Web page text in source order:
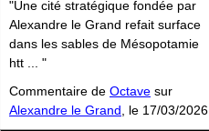
"Une cité stratégique fondée par
Alexandre le Grand refait surface
dans les sables de Mésopotamie
htt ... "
Commentaire de Octave sur
Alexandre le Grand , le 17/03/2026